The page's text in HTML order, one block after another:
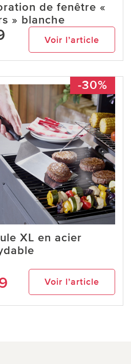
de fenêtre «
» blanche
Voir l’article
-30%
XL en acier
Voir l’article